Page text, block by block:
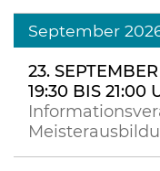
September
23.
19:30 BIS 21:00